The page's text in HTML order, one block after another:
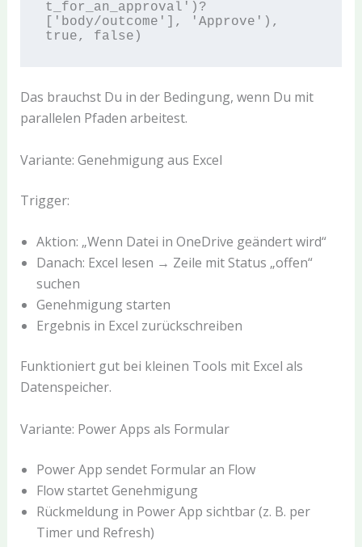
t_for_an_approval')?
['body/outcome'], 'Approve'),
Das brauchst Du in der Bedingung, wenn Du mit
parallelen Pfaden arbeitest.
Variante: Genehmigung aus Excel
Trigger:
Aktion: „Wenn Datei in OneDrive geändert wird“
Danach: Excel lesen → Zeile mit Status „offen“
suchen
Genehmigung starten
Ergebnis in Excel zurückschreiben
Funktioniert gut bei kleinen Tools mit Excel als
Datenspeicher.
Variante: Power Apps als Formular
Power App sendet Formular an Flow
Flow startet Genehmigung
Rückmeldung in Power App sichtbar (z. B. per
Timer und Refresh)